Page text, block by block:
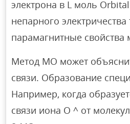
электрона в L моль
непарного
парамагнитные свойства
Метод МО может
связи. Образование
Например, когда
связи иона O ^ от